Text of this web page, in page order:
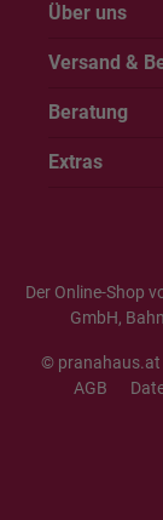
Über uns
Versand &
Beratung
Extras
Der Online-Shop
GmbH,
© pranahaus.at
AGB